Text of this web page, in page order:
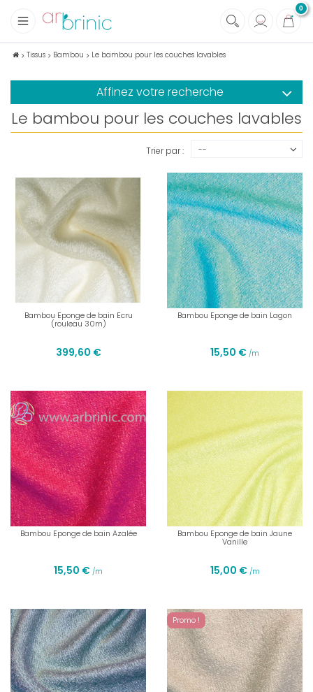
0
Tissus
+
Soins et Santé au naturel
+
Maison écologique
+
Lectures
Tissus Bambou Le bambou pour les couches lavables
Affinez votre recherche
Le bambou pour les couches lavables
Trier par : --
Bambou Eponge de bain Ecru
(rouleau 30m)
399,60 €
Bambou Eponge de bain Lagon
15,50 € /m
Bambou Eponge de bain Azalée
15,50 € /m
Bambou Eponge de bain Jaune
Vanille
15,00 € /m
Promo !